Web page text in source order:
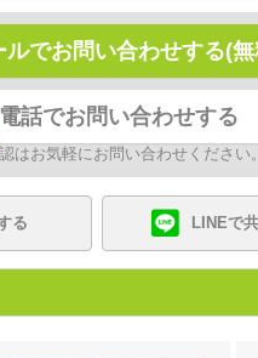
ルでお問い合わせする(無
電話でお問い合わせする
はお気軽にお問い合わせください。
る LINEで